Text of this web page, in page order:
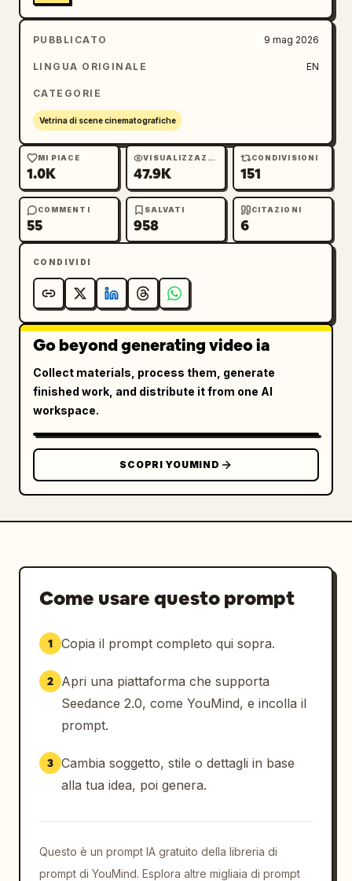
PUBBLICATO 9 mag 2026
LINGUA ORIGINALE EN
CATEGORIE
Vetrina di scene cinematografiche
MI PIACE
1.0K
VISUALIZZAZIONI
47.9K
CONDIVISIONI
151
COMMENTI
55
SALVATI
958
CITAZIONI
6
CONDIVIDI
Go beyond generating video ia
Collect materials, process them, generate
finished work, and distribute it from one AI
workspace.
SCOPRI YOUMIND
Come usare questo prompt
1 Copia il prompt completo qui sopra.
2
Apri una piattaforma che supporta
Seedance 2.0, come YouMind, e incolla il
prompt.
3 Cambia soggetto, stile o dettagli in base
alla tua idea, poi genera.
Questo è un prompt IA gratuito della libreria di
prompt di YouMind. Esplora altre migliaia di prompt